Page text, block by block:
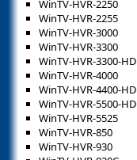
WinTV-HVR-2250
WinTV-HVR-2255
WinTV-HVR-3000
WinTV-HVR-3300
WinTV-HVR-3300-HD
WinTV-HVR-4000
WinTV-HVR-4400-HD
WinTV-HVR-5500-HD
WinTV-HVR-5525
WinTV-HVR-850
WinTV-HVR-930